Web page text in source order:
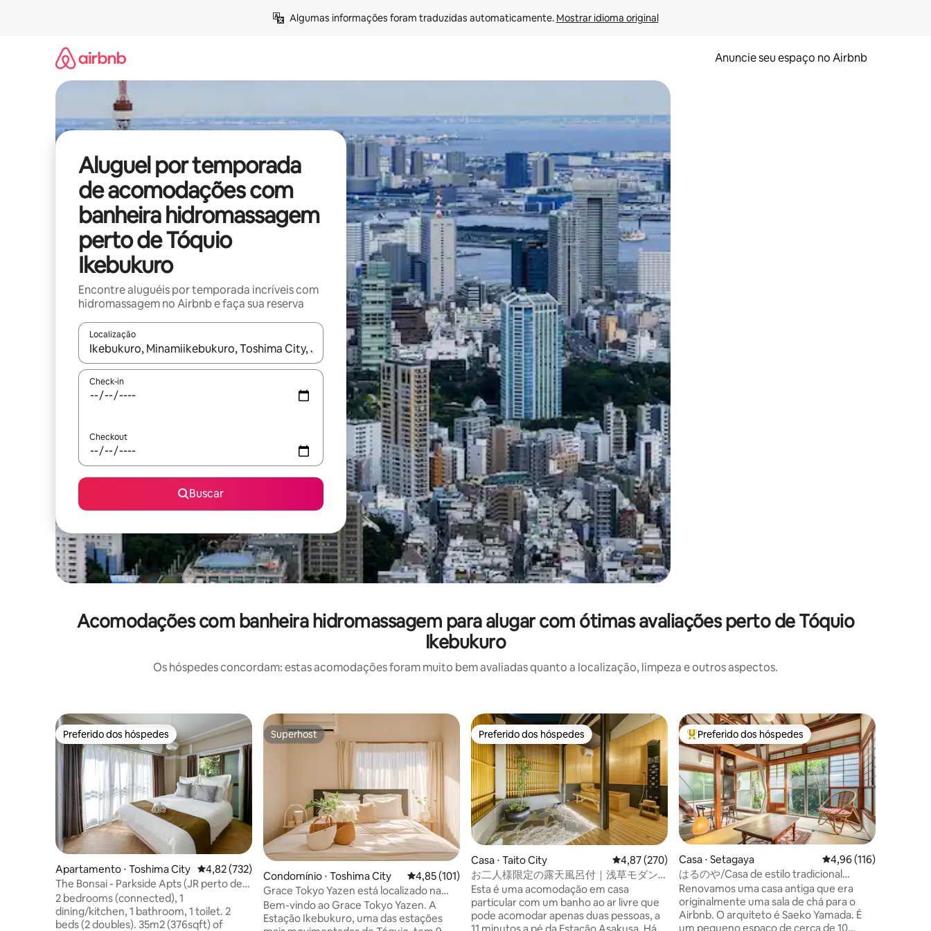
Algumas informações foram traduzidas automaticamente. Mostrar idioma original
Anuncie seu espaço no Airbnb
Aluguel por temporada
de acomodações com
banheira hidromassagem
perto de Tóquio
Ikebukuro
Encontre aluguéis por temporada incríveis com
hidromassagem no Airbnb e faça sua reserva
Localização
Quando os resultados estiverem disponíveis, explore-os usando as seta para cima e para baixo do teclado ou tocando e deslizando o dedo na tela.
Check-in
Checkout
Buscar
Acomodações com banheira hidromassagem para alugar com ótimas avaliações perto de Tóquio
Ikebukuro
Os hóspedes concordam: estas acomodações foram muito bem avaliadas quanto a localização, limpeza e outros aspectos.
Preferido dos hóspedes
Preferido dos hóspedes
Apartamento ⋅ Toshima City 4,82 de uma avaliação média de 5, 732 avaliações
4,82 (732)
The Bonsai - Parkside Apts (JR perto de
Shinjuku e Ue...
2 bedrooms (connected), 1
dining/kitchen, 1 bathroom, 1 toilet. 2
beds (2 doubles). 35m2 (376sqft) of
Superhost
Superhost
Condomínio ⋅ Toshima City 4,85 de uma avaliação média de 5, 101 avaliações
4,85 (101)
Grace Tokyo Yazen está localizado na
estação Ikebukuro · Direto para Shinjuku
e Shibuya | Confortável e conveniente,
Bem-vindo ao Grace Tokyo Yazen. A
Estação Ikebukuro, uma das estações
Preferido dos hóspedes
Preferido dos hóspedes
Casa ⋅ Taito City 4,87 de uma avaliação média de 5, 270 avaliações
4,87 (270)
お二人様限定の露天風呂付｜浅草モダン
和風のラグジュアリーな 1軒家 ｜浅草・上
野観光拠点 ｜柳通り西棟
Esta é uma acomodação em casa
particular com um banho ao ar livre que
pode acomodar apenas duas pessoas, a
Entre os melhores preferidos dos hóspedes
Preferido dos hóspedes
Casa ⋅ Setagaya 4,96 de uma avaliação
4,96 (116)
はるのや/Casa de estilo tradicional
japonês antigo_HARUNOYA
Renovamos uma casa antiga que era
originalmente uma sala de chá para o
Airbnb. O arquiteto é Saeko Yamada. É
um pequeno espaço de cerca de 10